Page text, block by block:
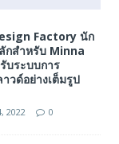
Factory นัก
สำหรับ Minna
บระบบการ
วด์อย่างเต็มรูป
2022 0